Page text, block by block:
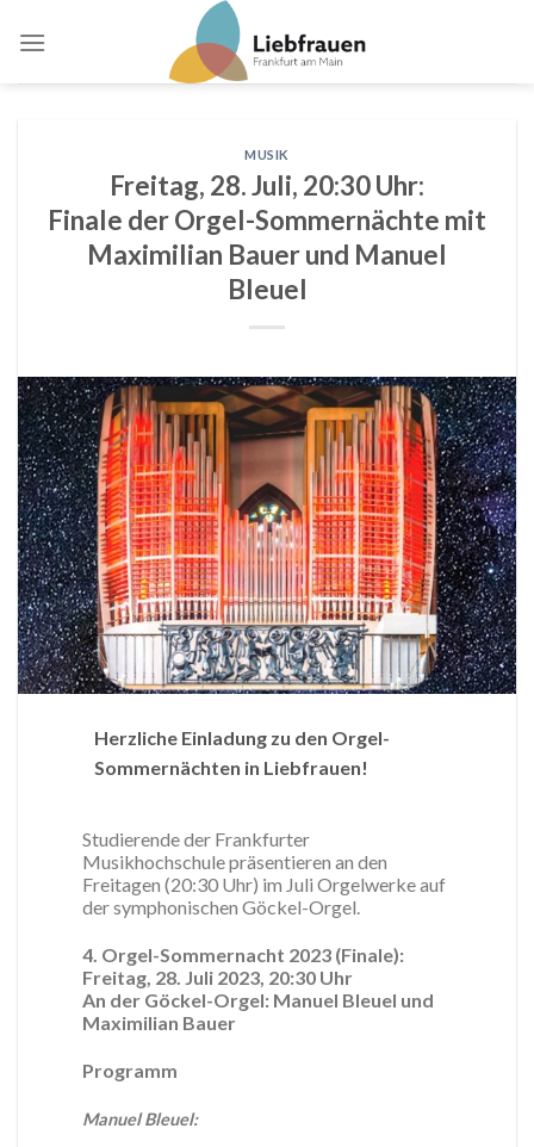
MUSIK
Freitag, 28. Juli, 20:30 Uhr:
Finale der Orgel-Sommernächte mit
Maximilian Bauer und Manuel
Bleuel
Herzliche Einladung zu den Orgel-
Sommernächten in Liebfrauen!
Studierende der Frankfurter
Musikhochschule präsentieren an den
Freitagen (20:30 Uhr) im Juli Orgelwerke auf
der symphonischen Göckel-Orgel.
4. Orgel-Sommernacht 2023 (Finale):
Freitag, 28. Juli 2023, 20:30 Uhr
An der Göckel-Orgel: Manuel Bleuel und
Maximilian Bauer
Programm
Manuel Bleuel: